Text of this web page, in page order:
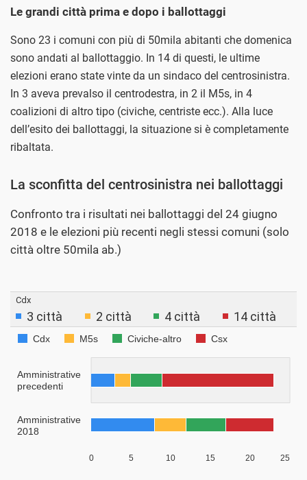
Le grandi città prima e dopo i ballottaggi
Sono 23 i comuni con più di 50mila abitanti che domenica
sono andati al ballottaggio. In 14 di questi, le ultime
elezioni erano state vinte da un sindaco del centrosinistra.
In 3 aveva prevalso il centrodestra, in 2 il M5s, in 4
coalizioni di altro tipo (civiche, centriste ecc.). Alla luce
dell’esito dei ballottaggi, la situazione si è completamente
ribaltata.
La sconfitta del centrosinistra nei ballottaggi
Confronto tra i risultati nei ballottaggi del 24 giugno
2018 e le elezioni più recenti negli stessi comuni (solo
città oltre 50mila ab.)